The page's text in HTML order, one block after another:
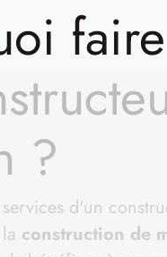
?
d'un
construction de